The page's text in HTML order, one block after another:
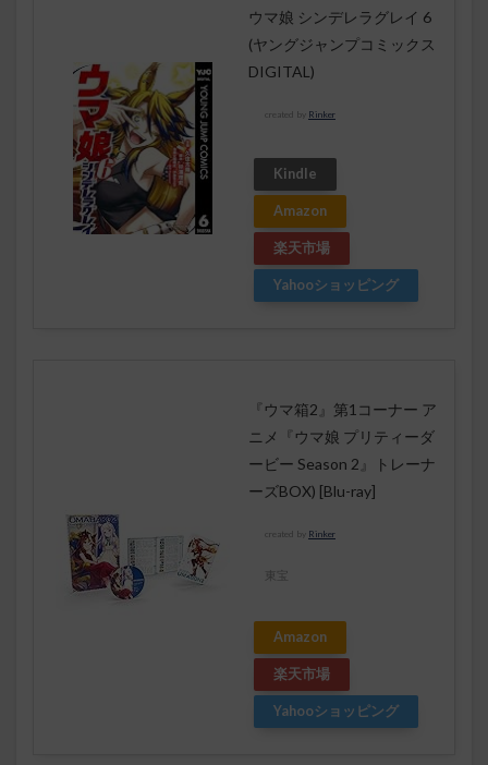
ウマ娘 シンデレラグレイ 6
(ヤングジャンプコミックス
DIGITAL)
created by Rinker
Kindle
Amazon
楽天市場
Yahooショッピング
『ウマ箱2』第1コーナー ア
ニメ『ウマ娘 プリティーダ
ービー Season 2』トレーナ
ーズBOX) [Blu-ray]
created by Rinker
東宝
Amazon
楽天市場
Yahooショッピング